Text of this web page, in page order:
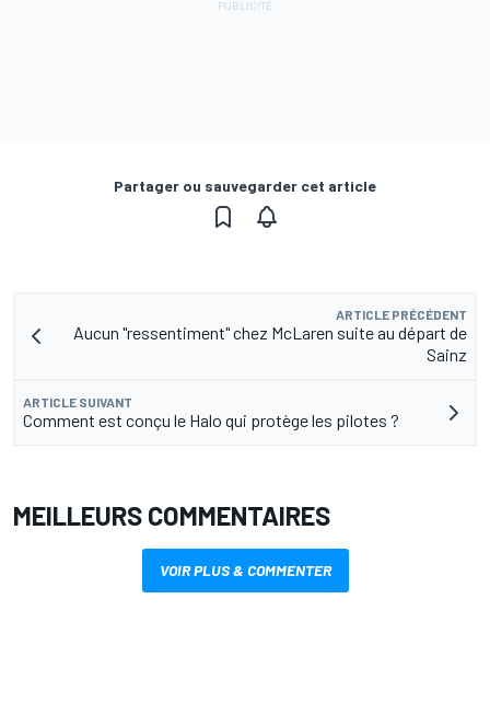
Partager ou sauvegarder cet article
ARTICLE PRÉCÉDENT
Aucun "ressentiment" chez McLaren suite au départ de
Sainz
ARTICLE SUIVANT
Comment est conçu le Halo qui protège les pilotes ?
MEILLEURS COMMENTAIRES
VOIR PLUS & COMMENTER